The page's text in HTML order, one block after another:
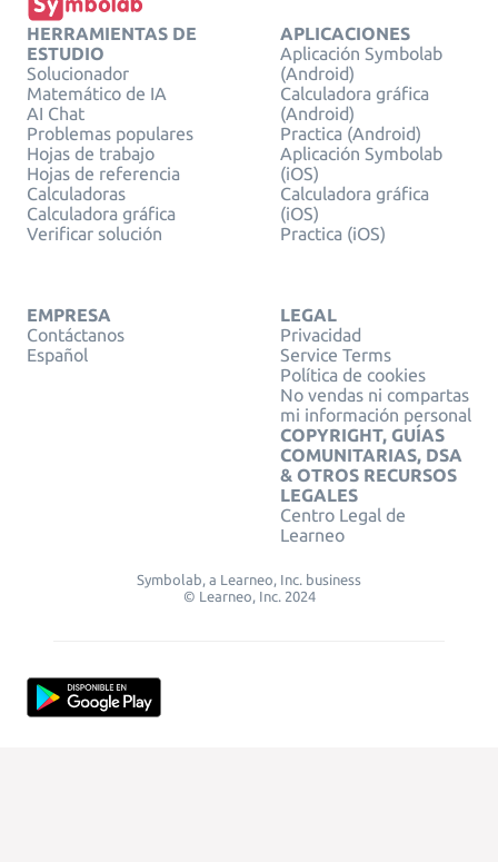
HERRAMIENTAS DE
ESTUDIO
Solucionador
Matemático de IA
AI Chat
Problemas populares
Hojas de trabajo
Hojas de referencia
Calculadoras
Calculadora gráfica
Verificar solución
APLICACIONES
Aplicación Symbolab
(Android)
Calculadora gráfica
(Android)
Practica (Android)
Aplicación Symbolab
(iOS)
Calculadora gráfica
(iOS)
Practica (iOS)
EMPRESA
Contáctanos
Español
LEGAL
Privacidad
Service Terms
Política de cookies
No vendas ni compartas
mi información personal
COPYRIGHT, GUÍAS
COMUNITARIAS, DSA
& OTROS RECURSOS
LEGALES
Centro Legal de
Learneo
Symbolab, a Learneo, Inc. business
© Learneo, Inc. 2024